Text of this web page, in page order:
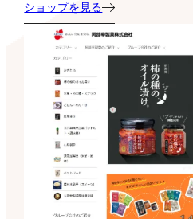
ショップを見る